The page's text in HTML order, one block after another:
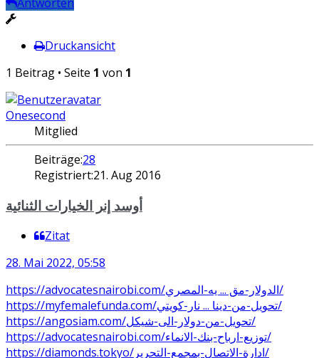
Druckansicht
1 Beitrag • Seite 1 von 1
Onesecond
Mitglied
Beiträge:28
Registriert:21. Aug 2016
أوسد إنر الخيارات الثنائية
Zitat
28. Mai 2022, 05:58
https://advocatesnairobi.com/الدولار-مق ... يه-المصري/
https://myfemalefunda.com/تحويل-من-دينا ... نار-كويتي/
https://angosiam.com/تحويل-من-دولار-الى-شيكل/
https://advocatesnairobi.com/توزيع-ارباح-بنك-الانماء/
https://diamonds.tokyo/ادارة-الاتصال-بمجمع-التحرير/